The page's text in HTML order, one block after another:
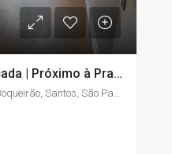
105m² | 3 Quartos | Sacada | Próximo à Praia | Santos/SP | Aceita Financiamento
Avenida Conselheiro Nébias, Boqueirão, Santos, São Paulo, Região Sudeste, 11045-003, Brasil